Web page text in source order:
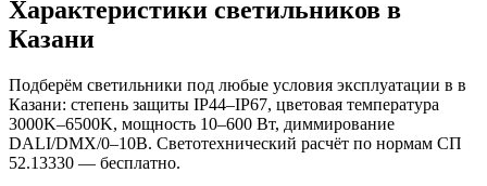
Характеристики светильников в
Казани
Подберём светильники под любые условия эксплуатации в в
Казани: степень защиты IP44–IP67, цветовая температура
3000K–6500K, мощность 10–600 Вт, диммирование
DALI/DMX/0–10В. Светотехнический расчёт по нормам СП
52.13330 — бесплатно.